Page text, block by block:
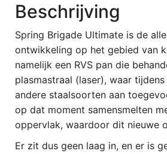
Beschrijving
Spring Brigade Ultimate is de
ontwikkeling op het gebied van
namelijk een RVS pan die
plasmastraal (laser), waar
andere staalsoorten aan
op dat moment samensmelten
oppervlak, waardoor dit nieuwe
Er zit dus geen laag in, en er is